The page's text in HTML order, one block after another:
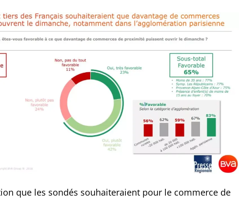
que les sondés souhaiteraient pour le commerce de